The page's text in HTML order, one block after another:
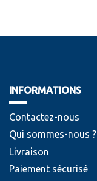
INFORMATIONS
Contactez-nous
Qui sommes-nous ?
Livraison
Paiement sécurisé